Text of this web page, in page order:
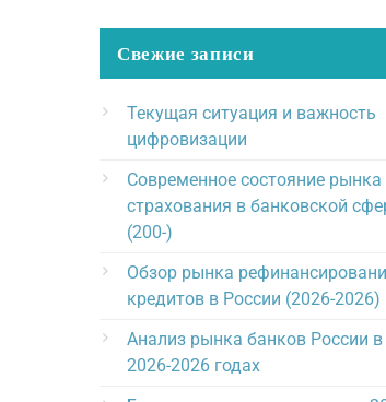
Свежие записи
Текущая ситуация и важность
цифровизации
Современное состояние рынка
страхования в банковской
(200-)
Обзор рынка
кредитов в России (2026-2026)
Анализ рынка банков России в
2026-2026 годах